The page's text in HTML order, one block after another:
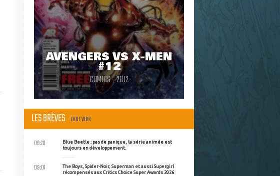
AVENGERS VS X-MEN
#12
COMICS - 2012
LES BRÈVES TOUT VOIR
Blue Beetle : pas de panique, la série animée est
toujours en développement.
09:20
The Boys, Spider-Noir, Superman et aussi Supergirl
récompensés aux Critics Choice Super Awards 2026
09:01